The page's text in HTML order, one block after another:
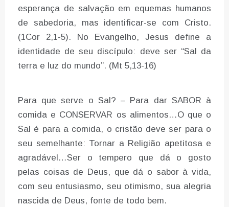
esperança de salvação em equemas humanos
de sabedoria, mas identificar-se com Cristo.
(1Cor 2,1-5). No Evangelho, Jesus define a
identidade de seu discípulo: deve ser “Sal da
terra e luz do mundo”. (Mt 5,13-16)
Para que serve o Sal? – Para dar SABOR à
comida e CONSERVAR os alimentos…O que o
Sal é para a comida, o cristão deve ser para o
seu semelhante: Tornar a Religião apetitosa e
agradável…Ser o tempero que dá o gosto
pelas coisas de Deus, que dá o sabor à vida,
com seu entusiasmo, seu otimismo, sua alegria
nascida de Deus, fonte de todo bem.